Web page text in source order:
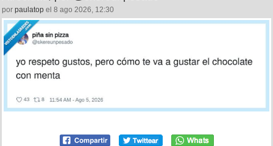
por paulatop el 8 ago 2026, 12:30